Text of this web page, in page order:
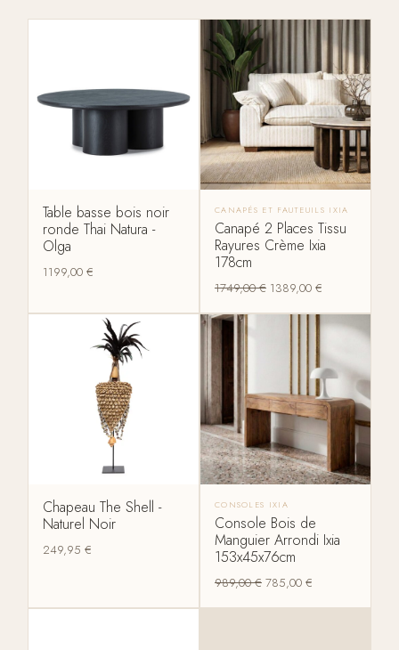
Table basse bois noir
ronde Thai Natura -
Olga
1199,00€
CANAPÉS ET FAUTEUILS IXIA
Canapé 2 Places Tissu
Rayures Crème Ixia
178cm
1749,00€ 1389,00 €
Chapeau The Shell -
Naturel Noir
249,95€
CONSOLES IXIA
Console Bois de
Manguier Arrondi Ixia
153x45x76cm
989,00€ 785,00 €